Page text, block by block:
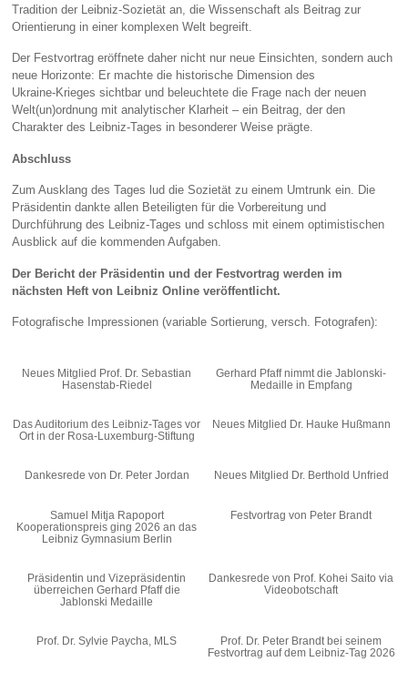
Tradition der Leibniz‑Sozietät an, die Wissenschaft als Beitrag zur
Orientierung in einer komplexen Welt begreift.
Der Festvortrag eröffnete daher nicht nur neue Einsichten, sondern auch
neue Horizonte: Er machte die historische Dimension des
Ukraine‑Krieges sichtbar und beleuchtete die Frage nach der neuen
Welt(un)ordnung mit analytischer Klarheit – ein Beitrag, der den
Charakter des Leibniz‑Tages in besonderer Weise prägte.
Abschluss
Zum Ausklang des Tages lud die Sozietät zu einem Umtrunk ein. Die
Präsidentin dankte allen Beteiligten für die Vorbereitung und
Durchführung des Leibniz‑Tages und schloss mit einem optimistischen
Ausblick auf die kommenden Aufgaben.
Der Bericht der Präsidentin und der Festvortrag werden im
nächsten Heft von Leibniz Online veröffentlicht.
Fotografische Impressionen (variable Sortierung, versch. Fotografen):
Neues Mitglied Prof. Dr. Sebastian
Hasenstab-Riedel
Gerhard Pfaff nimmt die Jablonski-
Medaille in Empfang
Das Auditorium des Leibniz-Tages vor
Ort in der Rosa-Luxemburg-Stiftung
Neues Mitglied Dr. Hauke Hußmann
Dankesrede von Dr. Peter Jordan Neues Mitglied Dr. Berthold Unfried
Samuel Mitja Rapoport
Kooperationspreis ging 2026 an das
Leibniz Gymnasium Berlin
Festvortrag von Peter Brandt
Präsidentin und Vizepräsidentin
überreichen Gerhard Pfaff die
Jablonski Medaille
Dankesrede von Prof. Kohei Saito via
Videobotschaft
Prof. Dr. Sylvie Paycha, MLS
Prof. Dr. Peter Brandt bei seinem
Festvortrag auf dem Leibniz-Tag 2026